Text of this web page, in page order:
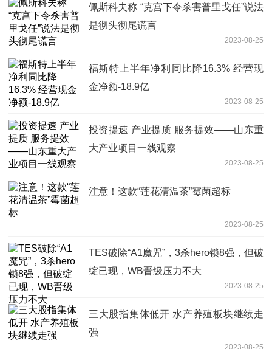
佩斯科夫称 “克宫下令杀害普里戈任”说法
是彻头彻尾谎言
2023-08-25
福斯特上半年净利同比降16.3% 经营现
金净额-18.9亿
2023-08-25
投资提速 产业提质 服务提效——山东重
大产业项目一线观察
2023-08-25
注意！这款“莲花清温茶”霉菌超标
2023-08-25
TES破除“A1魔咒”，3杀hero锁8强，但破
绽已现，WB晋级压力不大
2023-08-25
三大股指集体低开 水产养殖板块继续走
强
2023-08-25